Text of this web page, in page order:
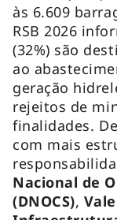
às 6.609
RSB 2026
(32%) são
ao
geração
rejeitos de
finalidades.
com mais
Nacional de
(DNOCS),